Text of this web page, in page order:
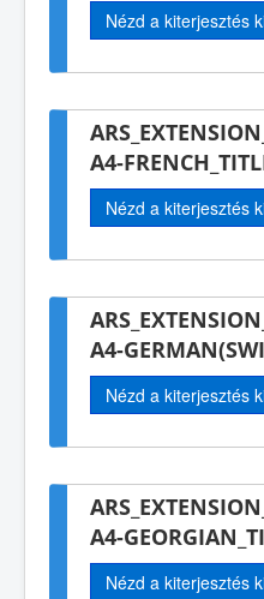
Nézd a kiterjesztés
A4-
Nézd a kiterjesztés
A4-
Nézd a kiterjesztés
A4-
Nézd a kiterjesztés